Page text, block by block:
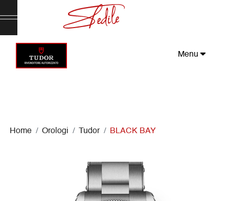
Menu
Home Orologi Tudor BLACK BAY